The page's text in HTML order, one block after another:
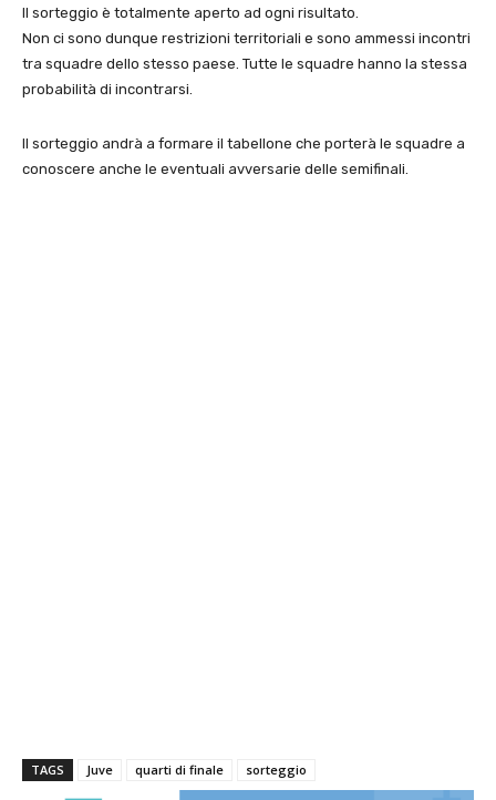
Il sorteggio è totalmente aperto ad ogni risultato.
Non ci sono dunque restrizioni territoriali e sono ammessi incontri
tra squadre dello stesso paese. Tutte le squadre hanno la stessa
probabilità di incontrarsi.
Il sorteggio andrà a formare il tabellone che porterà le squadre a
conoscere anche le eventuali avversarie delle semifinali.
TAGS Juve quarti di finale sorteggio